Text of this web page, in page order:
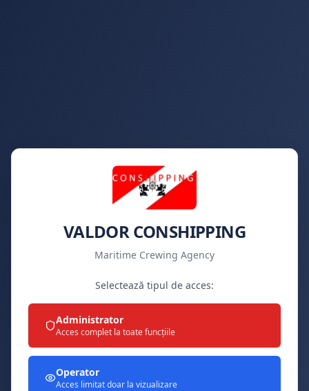
VALDOR CONSHIPPING
Maritime Crewing Agency
Selectează tipul de acces:
Administrator
Acces complet la toate funcțiile
Operator
Acces limitat doar la vizualizare